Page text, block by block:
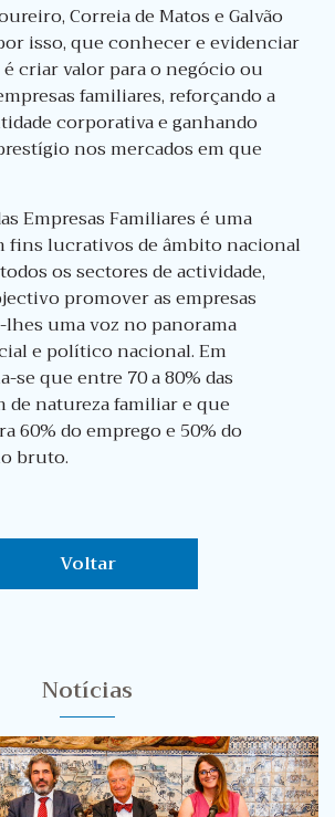
Correia de Matos e Galvão
isso, que conhecer e evidenciar
criar valor para o negócio ou
familiares, reforçando a
corporativa e ganhando
nos mercados em que
Empresas Familiares é uma
fins lucrativos de âmbito nacional
os sectores de actividade,
promover as empresas
uma voz no panorama
e político nacional. Em
se que entre 70 a 80% das
de natureza familiar e que
60% do emprego e 50% do
bruto.
Voltar
Notícias